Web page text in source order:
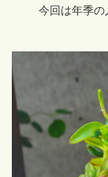
今回は年季の